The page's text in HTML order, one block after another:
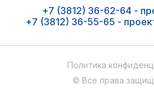
+7 (3812) 36-62-64 -
+7 (3812) 36-55-65 -
© Все права
Политика